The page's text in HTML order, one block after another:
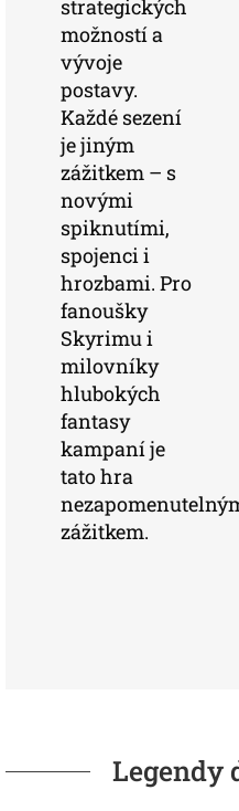
strategických
možností a
vývoje
postavy.
Každé sezení
je jiným
zážitkem – s
novými
spiknutími,
spojenci i
hrozbami. Pro
fanoušky
Skyrimu i
milovníky
hlubokých
fantasy
kampaní je
tato hra
zážitkem.
Legendy